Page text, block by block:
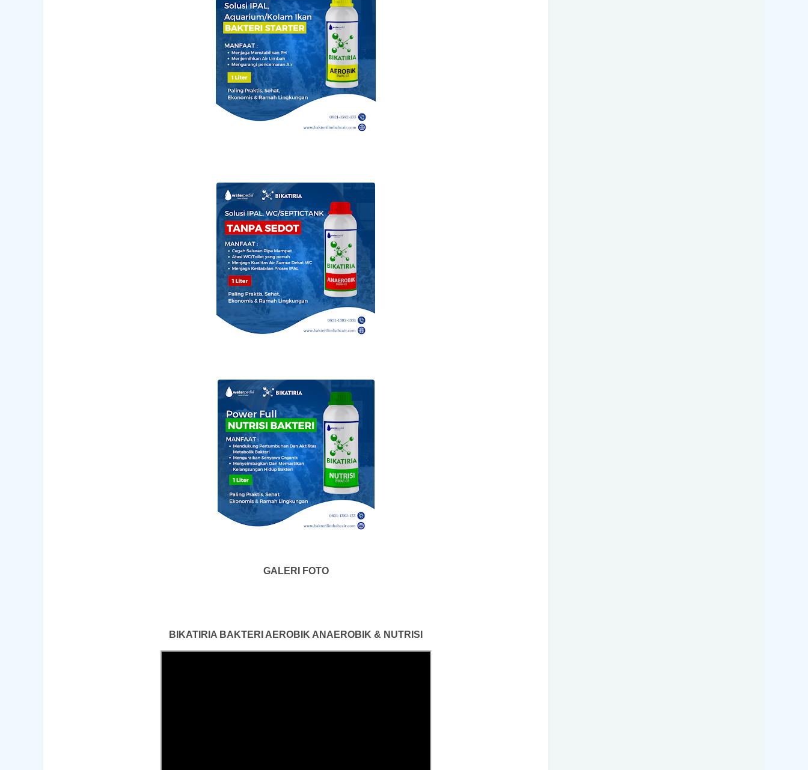
GALERI FOTO
BIKATIRIA BAKTERI AEROBIK ANAEROBIK & NUTRISI